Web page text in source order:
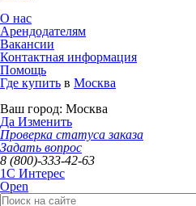
О нас
Арендодателям
Вакансии
Контактная информация
Помощь
Где купить в Москва
Ваш город: Москва
Да Изменить
Проверка статуса заказа
Задать вопрос
8 (800)-333-42-63
1C Интерес
Open